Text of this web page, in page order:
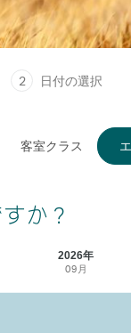
2 日付の選択
客室クラス
か？
2026年
09月